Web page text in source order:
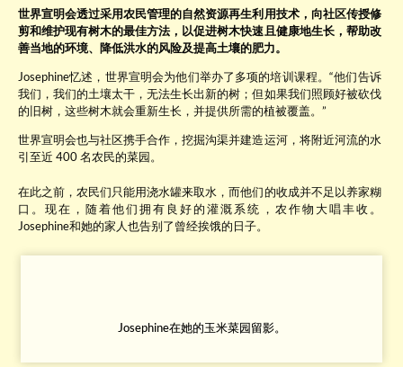
世界宣明会透过采用农民管理的自然资源再生利用技术，向社区传授修
剪和维护现有树木的最佳方法，以促进树木快速且健康地生长，帮助改
善当地的环境、降低洪水的风险及提高土壤的肥力。
Josephine忆述，世界宣明会为他们举办了多项的培训课程。“他们告诉
我们，我们的土壤太干，无法生长出新的树；但如果我们照顾好被砍伐
的旧树，这些树木就会重新生长，并提供所需的植被覆盖。”
世界宣明会也与社区携手合作，挖掘沟渠并建造运河，将附近河流的水
引至近 400 名农民的菜园。
在此之前，农民们只能用浇水罐来取水，而他们的收成并不足以养家糊
口。现在，随着他们拥有良好的灌溉系统，农作物大唱丰收。
Josephine和她的家人也告别了曾经挨饿的日子。
Josephine在她的玉米菜园留影。